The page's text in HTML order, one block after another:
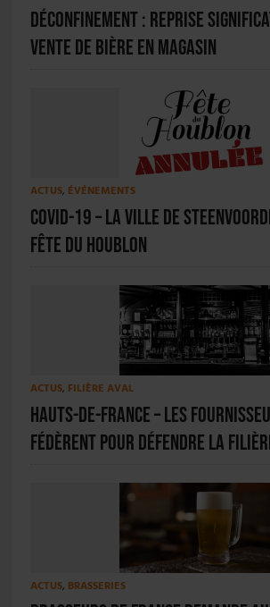
Déconfinement : reprise
vente de bière en magasin
ACTUS, ÉVÉNEMENTS
Covid-19 – La ville de
Fête du houblon
ACTUS, FILIÈRE AVAL
Hauts-de-France – Les
fédèrent pour défendre la
ACTUS, BRASSERIES